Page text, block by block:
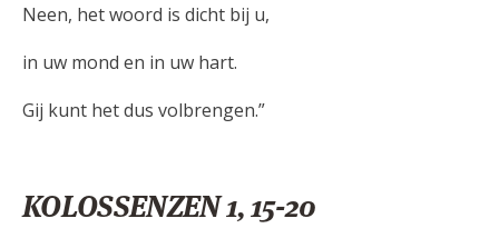
Neen, het woord is dicht bij u,
in uw mond en in uw hart.
Gij kunt het dus volbrengen.”
KOLOSSENZEN 1, 15-20